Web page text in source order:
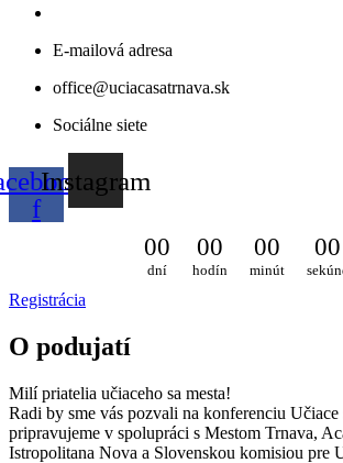
E-mailová adresa
office@uciacasatrnava.sk
Sociálne siete
f
Instagram
00
dní
00
hodín
00
minút
00
Registrácia
O podujatí
Milí priatelia učiaceho sa mesta!
Radi by sme vás pozvali na konferenciu Učiace
pripravujeme v spolupráci s Mestom Trnava,
Istropolitana Nova a Slovenskou komisiou pre